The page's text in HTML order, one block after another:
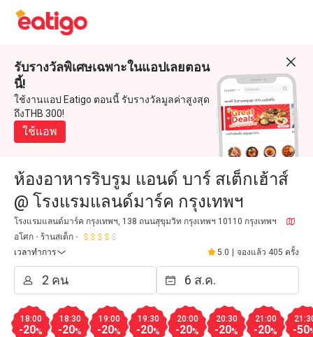
รับรางวัลพิเศษเฉพาะในแอปเลยตอน
นี้!
ใช้งานแอป Eatigo ตอนนี้ รับรางวัลมูลค่าสูงสุด
ถึงTHB 300!
ใช้แอพ
ห้องอาหารริบรูม แอนด์ บาร์ สเต็กเฮ้าส์
@ โรงแรมแลนด์มาร์ค กรุงเทพฯ
โรงแรมแลนด์มาร์ค กรุงเทพฯ, 138 ถนนสุขุมวิท กรุงเทพฯ 10110 กรุงเทพฯ
อโศก
ร้านสเต็ก
เวลาทำการ
5.0 จองแล้ว 405 ครั้ง
18:00
-20%
18:30
-20%
19:00
-20%
19:30
-20%
20:00
-20%
20:30
-20%
21:00
-20% -50